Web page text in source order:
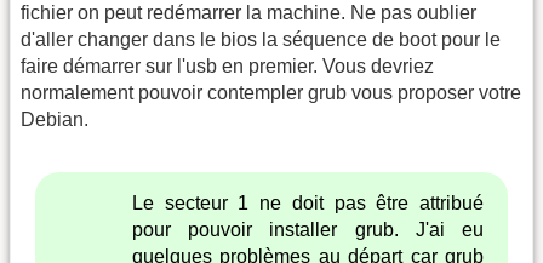
fichier on peut redémarrer la machine. Ne pas oublier
d'aller changer dans le bios la séquence de boot pour le
faire démarrer sur l'usb en premier. Vous devriez
normalement pouvoir contempler grub vous proposer votre
Debian.
Le secteur 1 ne doit pas être attribué
pour pouvoir installer grub. J'ai eu
quelques problèmes au départ car grub